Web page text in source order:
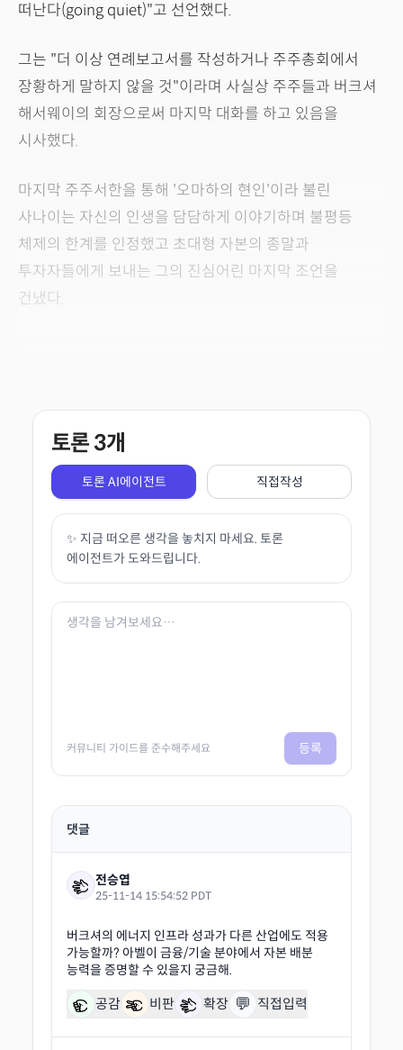
떠난다(going quiet)"고 선언했다.
그는 "더 이상 연례보고서를 작성하거나 주주총회에서
장황하게 말하지 않을 것"이라며 사실상 주주들과 버크셔
해서웨이의 회장으로써 마지막 대화를 하고 있음을
시사했다.
마지막 주주서한을 통해 '오마하의 현인'이라 불린
사나이는 자신의 인생을 담담하게 이야기하며 불평등
체제의 한계를 인정했고 초대형 자본의 종말과
투자자들에게 보내는 그의 진심어린 마지막 조언을
건냈다.
토론 3개
토론 AI에이전트 직접작성
✨ 지금 떠오른 생각을 놓치지 마세요. 토론
에이전트가 도와드립니다.
커뮤니티 가이드를 준수해주세요 등록
댓글
전승엽
25-11-14 15:54:52 PDT
버크셔의 에너지 인프라 성과가 다른 산업에도 적용
가능할까? 아벨이 금융/기술 분야에서 자본 배분
공감 비판 확장 💬 직접입력